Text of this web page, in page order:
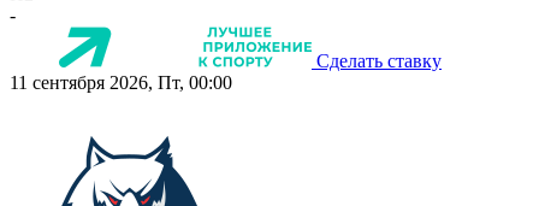
-
Сделать ставку
11 сентября 2026, Пт, 00:00